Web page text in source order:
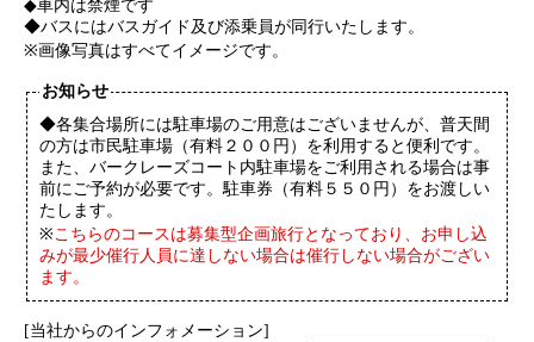
◆車内は禁煙です
◆バスにはバスガイド及び添乗員が同行いたします。
※画像写真はすべてイメージです。
お知らせ
◆各集合場所には駐車場のご用意はございませんが、普天間
の方は市民駐車場（有料２００円）を利用すると便利です。
また、バークレーズコート内駐車場をご利用される場合は事
前にご予約が必要です。駐車券（有料５５０円）をお渡しい
たします。
※こちらのコースは募集型企画旅行となっており、お申し込
みが最少催行人員に達しない場合は催行しない場合がござい
ます。
[当社からのインフォメーション]